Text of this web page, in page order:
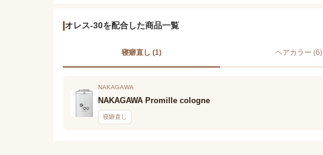
オレス-30を配合した商品一覧
寝癖直し (1) ヘアカラー (6)
NAKAGAWA
NAKAGAWA Promille cologne
寝癖直し